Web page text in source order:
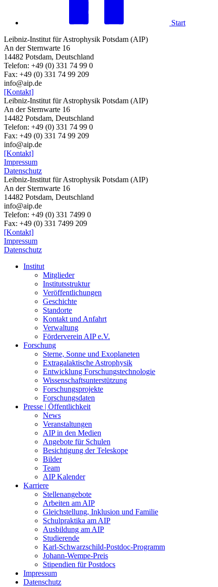
Start
Leibniz-Institut für Astrophysik Potsdam (AIP)
An der Sternwarte 16
14482 Potsdam, Deutschland
Telefon: +49 (0) 331 74 99 0
Fax: +49 (0) 331 74 99 209
info@aip.de
[Kontakt]
Leibniz-Institut für Astrophysik Potsdam (AIP)
An der Sternwarte 16
14482 Potsdam, Deutschland
Telefon: +49 (0) 331 74 99 0
Fax: +49 (0) 331 74 99 209
info@aip.de
[Kontakt]
Impressum
Datenschutz
Leibniz-Institut für Astrophysik Potsdam (AIP)
An der Sternwarte 16
14482 Potsdam, Deutschland
info@aip.de
Telefon: +49 (0) 331 7499 0
Fax: +49 (0) 331 7499 209
[Kontakt]
Impressum
Datenschutz
Institut
Mitglieder
Institutsstruktur
Veröffentlichungen
Geschichte
Standorte
Kontakt und Anfahrt
Verwaltung
Förderverein AIP e.V.
Forschung
Sterne, Sonne und Exoplaneten
Extragalaktische Astrophysik
Entwicklung Forschungstechnologie
Wissenschaftsunterstützung
Forschungsprojekte
Forschungsdaten
Presse | Öffentlichkeit
News
Veranstaltungen
AIP in den Medien
Angebote für Schulen
Besichtigung der Teleskope
Bilder
Team
AIP Kalender
Karriere
Stellenangebote
Arbeiten am AIP
Gleichstellung, Inklusion und Familie
Schulpraktika am AIP
Ausbildung am AIP
Studierende
Karl-Schwarzschild-Postdoc-Programm
Johann-Wempe-Preis
Stipendien für Postdocs
Impressum
Datenschutz